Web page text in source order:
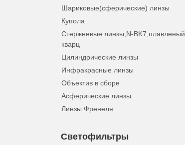
Шариковые(сферические) линзы
Купола
Стержневые линзы,N-BK7,плавленый
кварц
Цилиндрические линзы
Инфракрасные линзы
Объектив в сборе
Асферические линзы
Линзы Френеля
Светофильтры